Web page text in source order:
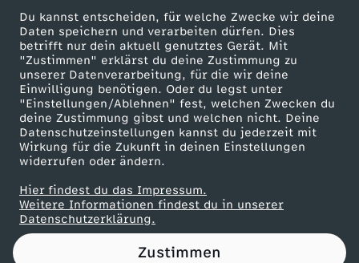
Du kannst entscheiden, für welche Zwecke wir deine
Daten speichern und verarbeiten dürfen. Dies
betrifft nur dein aktuell genutztes Gerät. Mit
"Zustimmen" erklärst du deine Zustimmung zu
unserer Datenverarbeitung, für die wir deine
Einwilligung benötigen. Oder du legst unter
"Einstellungen/Ablehnen" fest, welchen Zwecken du
deine Zustimmung gibst und welchen nicht. Deine
Datenschutzeinstellungen kannst du jederzeit mit
Wirkung für die Zukunft in deinen Einstellungen
widerrufen oder ändern.
Hier findest du das Impressum.
Weitere Informationen findest du in unserer
Datenschutzerklärung.
Zustimmen
K
a
n
z
l
e
ZDF goes Schule
Werbefernsehen
Mainzelmännchen
Partner